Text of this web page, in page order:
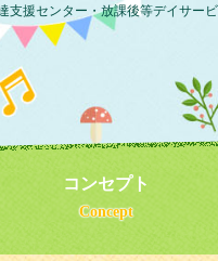
支援センター・放課後等デイサー
コンセプト
Concept